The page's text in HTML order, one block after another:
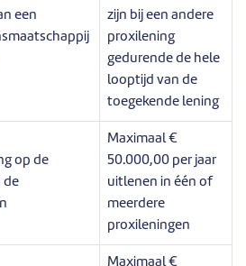
een
zijn bij een andere
proxilening
gedurende de hele
looptijd van de
toegekende lening
op de
de
Maximaal €
50.000,00 per jaar
uitlenen in één of
meerdere
proxileningen
Maximaal €